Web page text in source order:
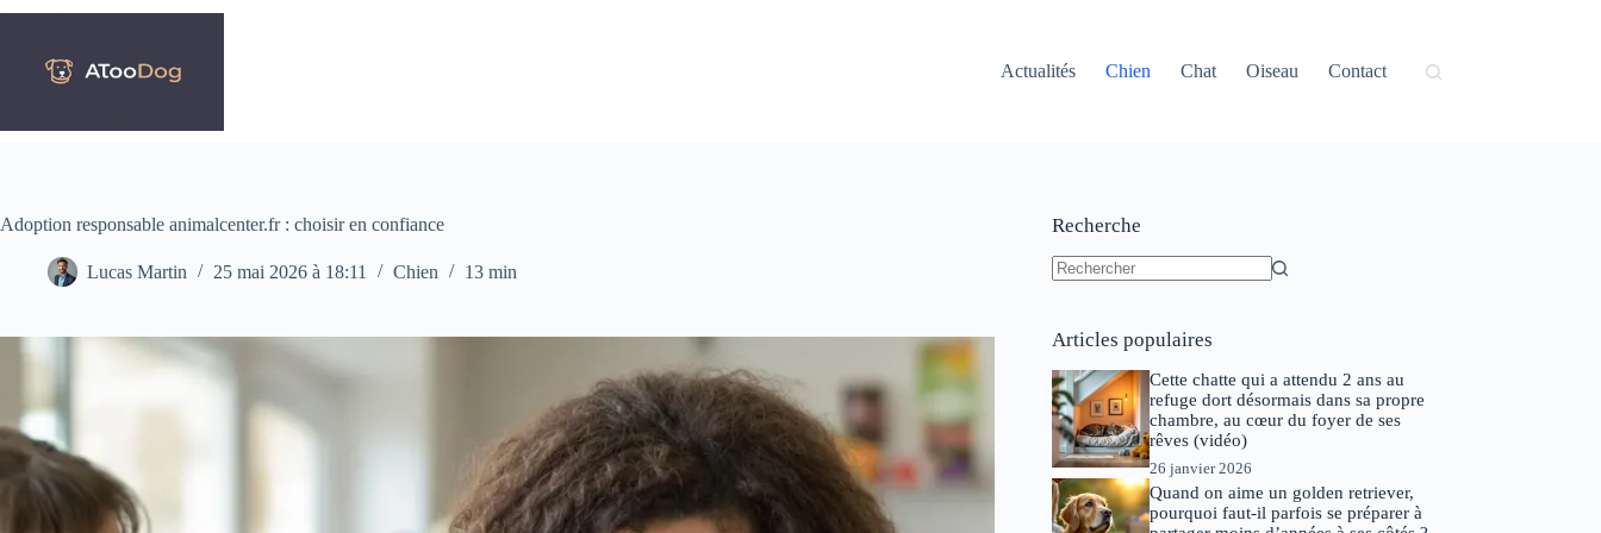
Passer
Actualités
Chien Chat Oiseau Contact
Adoption responsable animalcenter.fr : choisir en confiance
Lucas Martin 25 mai 2026 à 18:11 Chien 13 min
Recherche
Articles populaires
Cette chatte qui a attendu 2 ans au
refuge dort désormais dans sa propre
chambre, au cœur du foyer de ses
rêves (vidéo)
26 janvier 2026
Quand on aime un golden retriever,
pourquoi faut-il parfois se préparer à